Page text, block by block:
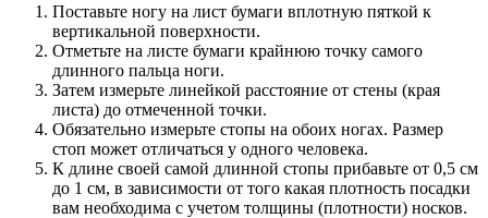
Поставьте ногу на лист бумаги вплотную пяткой к
вертикальной поверхности.
Отметьте на листе бумаги крайнюю точку самого
длинного пальца ноги.
Затем измерьте линейкой расстояние от стены (края
листа) до отмеченной точки.
Обязательно измерьте стопы на обоих ногах. Размер
стоп может отличаться у одного человека.
К длине своей самой длинной стопы прибавьте от 0,5 см
до 1 см, в зависимости от того какая плотность посадки
вам необходима с учетом толщины (плотности) носков.